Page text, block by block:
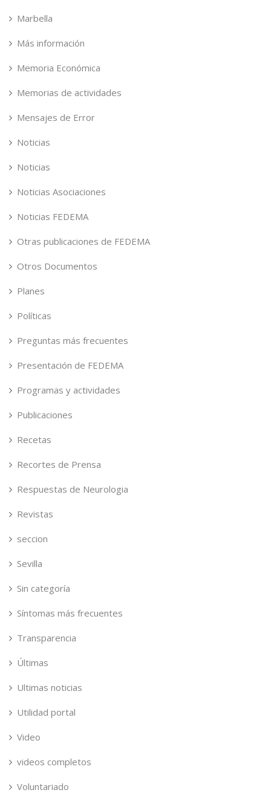
Marbella
Más información
Memoria Económica
Memorias de actividades
Mensajes de Error
Noticias
Noticias
Noticias Asociaciones
Noticias FEDEMA
Otras publicaciones de FEDEMA
Otros Documentos
Planes
Políticas
Preguntas más frecuentes
Presentación de FEDEMA
Programas y actividades
Publicaciones
Recetas
Recortes de Prensa
Respuestas de Neurologia
Revistas
seccion
Sevilla
Sin categoría
Síntomas más frecuentes
Transparencia
Últimas
Ultimas noticias
Utilidad portal
Video
videos completos
Voluntariado